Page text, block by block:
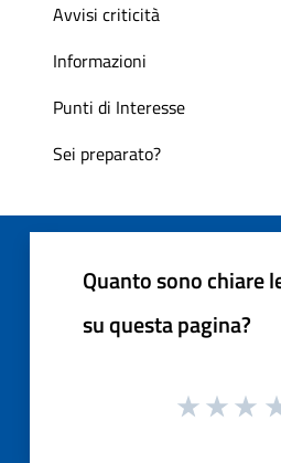
Avvisi criticità
Informazioni
Punti di Interesse
Sei preparato?
Quanto sono chiare
su questa pagina?